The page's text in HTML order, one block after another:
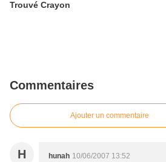
Trouvé Crayon
Commentaires
Ajouter un commentaire
H hunah 10/06/2007 13:52